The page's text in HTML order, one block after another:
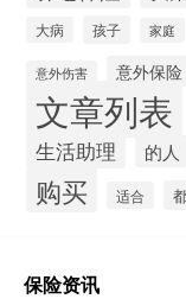
大病
孩子 家庭
意外伤害 意外保险
文章列表
生活助理 的人
购买 适合
保险资讯